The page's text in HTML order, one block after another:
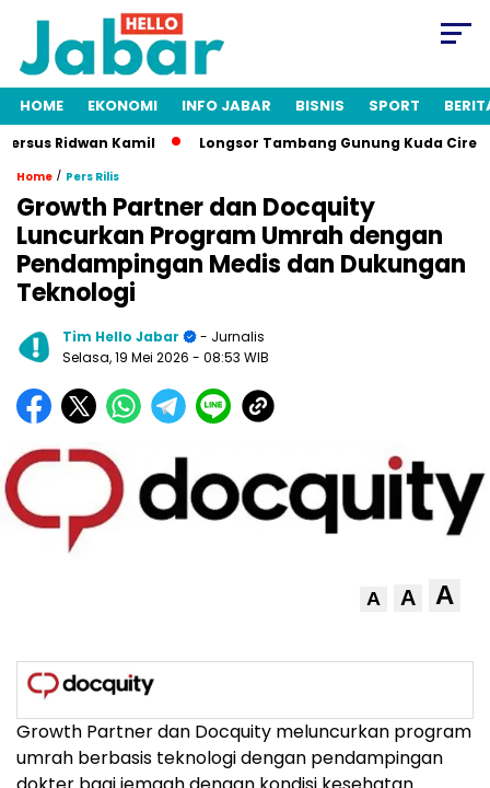
HOME EKONOMI INFO JABAR BISNIS SPORT
Ridwan Kamil Longsor Tambang Gunung Kuda Cirebon:
Home / Pers Rilis
Growth Partner dan Docquity
Luncurkan Program Umrah dengan
Pendampingan Medis dan Dukungan
Teknologi
Tim Hello Jabar
- Jurnalis
Selasa, 19 Mei 2026 - 08:53 WIB
A A A
Growth Partner dan Docquity meluncurkan program
umrah berbasis teknologi dengan pendampingan